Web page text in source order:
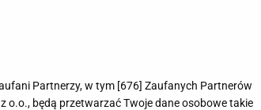
Partnerzy, w tym [676] Zaufanych Partnerów
o.o., będą przetwarzać Twoje dane osobowe takie